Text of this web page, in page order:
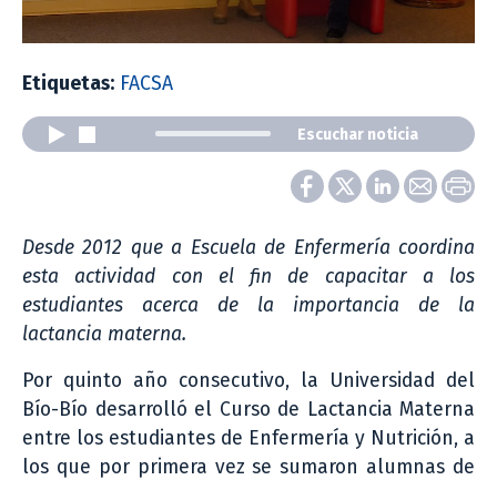
Etiquetas: FACSA
Escuchar noticia
Desde 2012 que a Escuela de Enfermería coordina
esta actividad con el fin de capacitar a los
estudiantes acerca de la importancia de la
lactancia materna.
Por quinto año consecutivo, la Universidad del
Bío-Bío desarrolló el Curso de Lactancia Materna
entre los estudiantes de Enfermería y Nutrición, a
los que por primera vez se sumaron alumnas de